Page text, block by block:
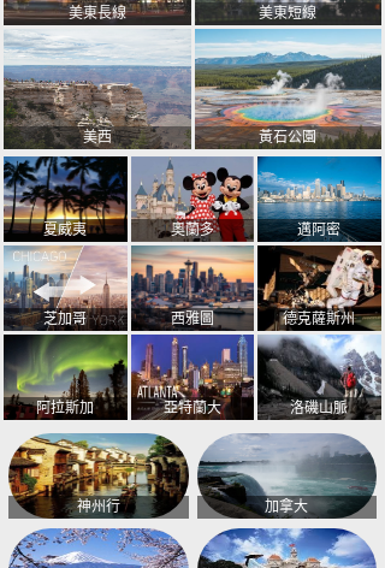
美東長線 美東短線
美西 黃石公園
夏威夷 奧蘭多 邁阿密
芝加哥 西雅圖 德克薩斯州
阿拉斯加 亞特蘭大 洛磯山脈
神州行 加拿大